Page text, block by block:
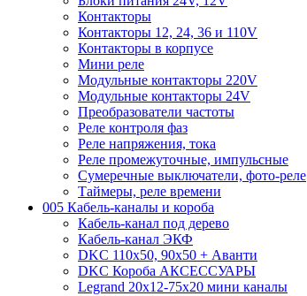
Контакторы
Контакторы 12, 24, 36 и 110V
Контакторы в корпусе
Мини реле
Модульные контакторы 220V
Модульные контакторы 24V
Преобразователи частоты
Реле контроля фаз
Реле напряжения, тока
Реле промежуточные, импульсные
Сумеречные выключатели, фото-реле
Таймеры, реле времени
005 Кабель-каналы и короба
Кабель-канал под дерево
Кабель-канал ЭКФ
DKC 110х50, 90х50 + Аванти
DKC Короба АКСЕССУАРЫ
Legrand 20х12-75х20 мини каналы